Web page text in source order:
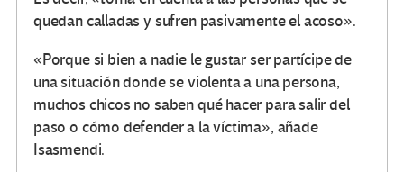
quedan calladas y sufren pasivamente el acoso».
«Porque si bien a nadie le gustar ser partícipe de
una situación donde se violenta a una persona,
muchos chicos no saben qué hacer para salir del
paso o cómo defender a la víctima», añade
Isasmendi.